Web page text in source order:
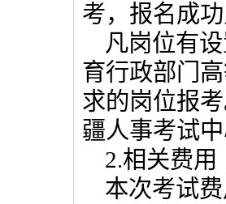
考，报名成
凡岗位有
育行政部门
求的岗位报
疆人事考试
2.相关费用
本次考试